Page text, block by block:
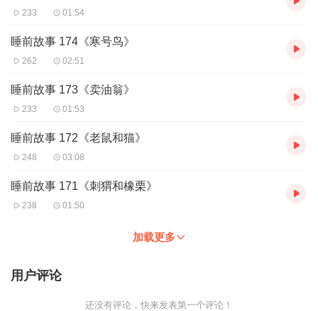
233 01:54
睡前故事 174《寒号鸟》
262 02:51
睡前故事 173《卖油翁》
233 01:53
睡前故事 172《老鼠和猫》
248 03:08
睡前故事 171《刺猬和橡栗》
238 01:50
加载更多
用户评论
还没有评论，快来发表第一个评论！